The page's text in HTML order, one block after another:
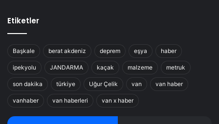
Etiketler
Başkale berat akdeniz deprem eşya haber
ipekyolu JANDARMA kaçak malzeme metruk
son dakika türkiye Uğur Çelik van van haber
vanhaber van haberleri van x haber